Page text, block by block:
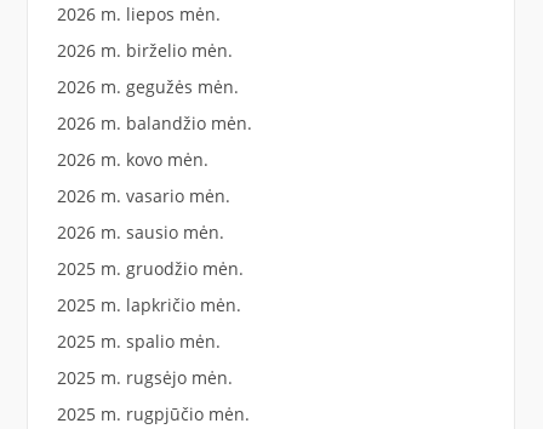
2026 m. liepos mėn.
2026 m. birželio mėn.
2026 m. gegužės mėn.
2026 m. balandžio mėn.
2026 m. kovo mėn.
2026 m. vasario mėn.
2026 m. sausio mėn.
2025 m. gruodžio mėn.
2025 m. lapkričio mėn.
2025 m. spalio mėn.
2025 m. rugsėjo mėn.
2025 m. rugpjūčio mėn.